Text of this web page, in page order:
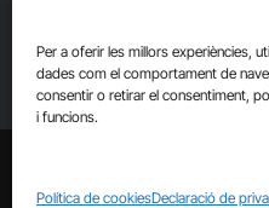
Per a oferir les millors experiències,
dades com el comportament de
consentir o retirar el consentiment,
i funcions.
Política de cookiesDeclaració de